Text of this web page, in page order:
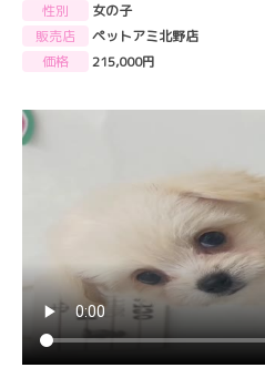
性別
女の子
販売店
ペットアミ北野店
価格
215,000円